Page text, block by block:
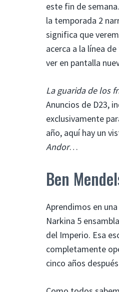
este fin de
la temporada 2
significa que
acerca a la línea
ver en pantalla
La guarida de los
Anuncios de D23,
exclusivamente
año, aquí hay un
Andor…
Ben
Aprendimos en
Narkina 5
del Imperio. Esa
completamente
cinco años después